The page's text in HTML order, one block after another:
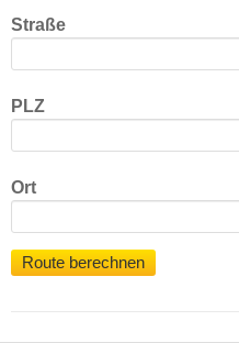
Straße
PLZ
Ort
Route berechnen